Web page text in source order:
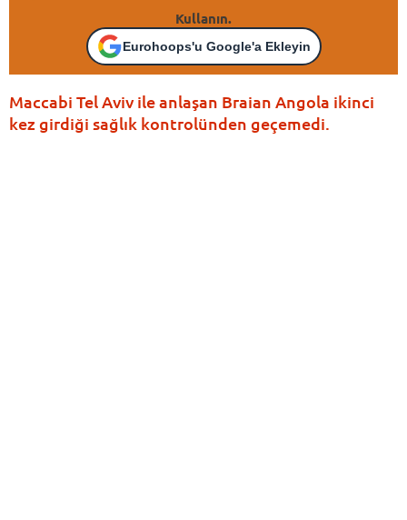
Kullanın.
Eurohoops'u Google'a Ekleyin
Maccabi Tel Aviv ile anlaşan Braian Angola ikinci
kez girdiği sağlık kontrolünden geçemedi.